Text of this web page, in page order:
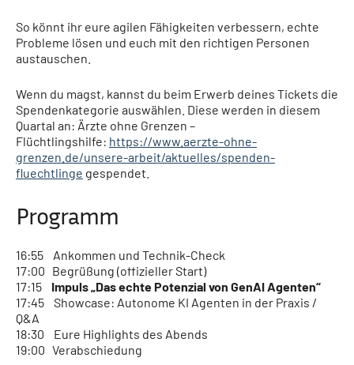
So könnt ihr eure agilen Fähigkeiten verbessern, echte
Probleme lösen und euch mit den richtigen Personen
austauschen.
Wenn du magst, kannst du beim Erwerb deines Tickets die
Spendenkategorie auswählen. Diese werden in diesem
Quartal an: Ärzte ohne Grenzen –
Flüchtlingshilfe: https://www.aerzte-ohne-
grenzen.de/unsere-arbeit/aktuelles/spenden-
fluechtlinge gespendet.
Programm
16:55 Ankommen und Technik-Check
17:00 Begrüßung (offizieller Start)
17:15
Impuls „Das echte Potenzial von GenAI Agenten“
17:45 Showcase: Autonome KI Agenten in der Praxis /
Q&A
18:30 Eure Highlights des Abends
19:00 Verabschiedung